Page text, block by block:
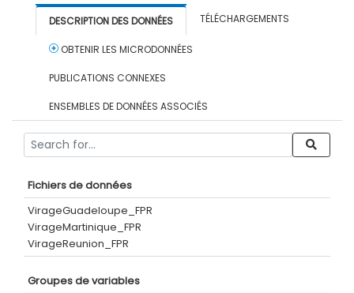
DESCRIPTION DES DONNÉES TÉLÉCHARGEMENTS
OBTENIR LES MICRODONNÉES
PUBLICATIONS CONNEXES
ENSEMBLES DE DONNÉES ASSOCIÉS
Fichiers de données
VirageGuadeloupe_FPR
VirageMartinique_FPR
VirageReunion_FPR
Groupes de variables